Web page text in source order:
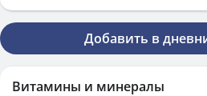
Добавить в
Витамины и минералы